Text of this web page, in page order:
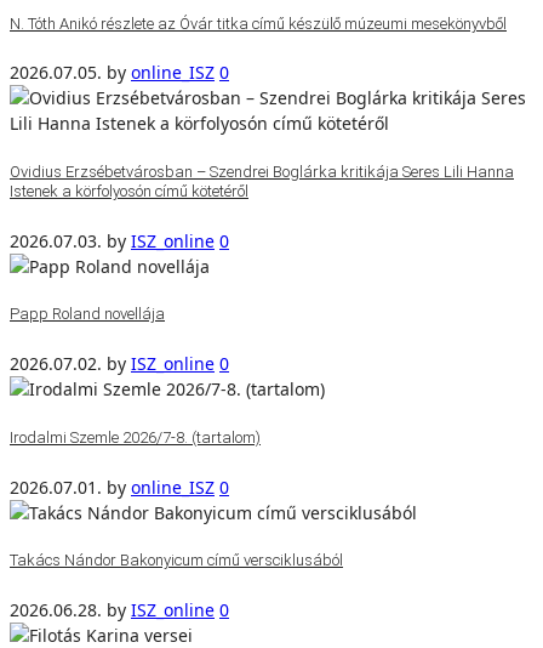
N. Tóth Anikó részlete az Óvár titka című készülő múzeumi mesekönyvből
2026.07.05. by online_ISZ 0
Ovidius Erzsébetvárosban – Szendrei Boglárka kritikája Seres Lili Hanna
Istenek a körfolyosón című kötetéről
2026.07.03. by ISZ_online 0
Papp Roland novellája
2026.07.02. by ISZ_online 0
Irodalmi Szemle 2026/7-8. (tartalom)
2026.07.01. by online_ISZ 0
Takács Nándor Bakonyicum című versciklusából
2026.06.28. by ISZ_online 0